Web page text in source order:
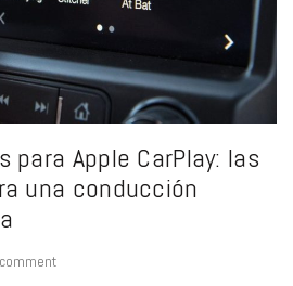
para Apple CarPlay: las
una conducción